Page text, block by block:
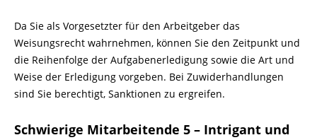
Da Sie als Vorgesetzter für den Arbeitgeber das
Weisungsrecht wahrnehmen, können Sie den Zeitpunkt und
die Reihenfolge der Aufgabenerledigung sowie die Art und
Weise der Erledigung vorgeben. Bei Zuwiderhandlungen
sind Sie berechtigt, Sanktionen zu ergreifen.
Schwierige Mitarbeitende 5 – Intrigant und